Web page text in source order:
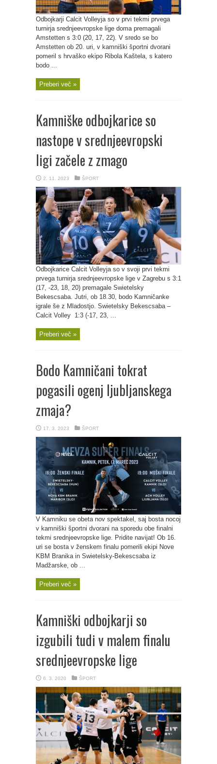
Odbojkarji Calcit Volleyja so v prvi tekmi prvega
turnirja srednjeevropske lige doma premagali
Amstetten s 3:0 (20, 17, 22). V sredo se bo
Amstetten ob 20. uri, v kamniški športni dvorani
pomeril s hrvaško ekipo Ribola Kaštela, s katero
bodo ...
Preberi več »
Kamniške odbojkarice so
nastope v srednjeevropski
ligi začele z zmago
2. 11. 2023 ŠPORT
Odbojkarice Calcit Volleyja so v svoji prvi tekmi
prvega turnirja srednjeevropske lige v Zagrebu s 3:1
(17, -23, 18, 20) premagale Swietelsky
Bekescsaba. Jutri, ob 18.30, bodo Kamničanke
igrale še z Mladostjo. Swietelsky Bekescsaba –
Calcit Volley 1:3 (-17, 23, ...
Preberi več »
Bodo Kamničani tokrat
pogasili ogenj ljubljanskega
zmaja?
17. 3. 2023 ŠPORT
V Kamniku se obeta nov spektakel, saj bosta nocoj
v kamniški športni dvorani na sporedu obe finalni
tekmi srednjeevropske lige. Pridite navijat! Ob 16.
uri se bosta v ženskem finalu pomerili ekipi Nove
KBM Branika in Swietelsky-Bekescsaba iz
Madžarske, ob ...
Preberi več »
Kamniški odbojkarji so
izgubili tudi v malem finalu
srednjeevropske lige
6. 3. 2020 ŠPORT